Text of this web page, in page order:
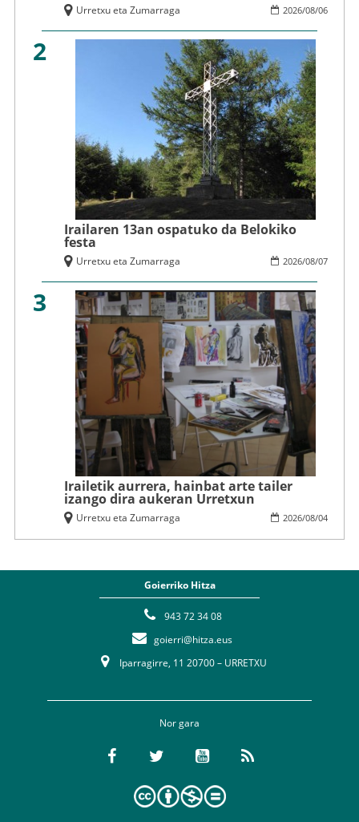
2026/08/06
Urretxu eta Zumarraga
2
Irailaren 13an ospatuko da Belokiko
festa
2026/08/07
Urretxu eta Zumarraga
3
Irailetik aurrera, hainbat arte tailer
izango dira aukeran Urretxun
2026/08/04
Urretxu eta Zumarraga
Goierriko Hitza
943 72 34 08
goierri@hitza.eus
Iparragirre, 11 20700 – URRETXU
Nor gara